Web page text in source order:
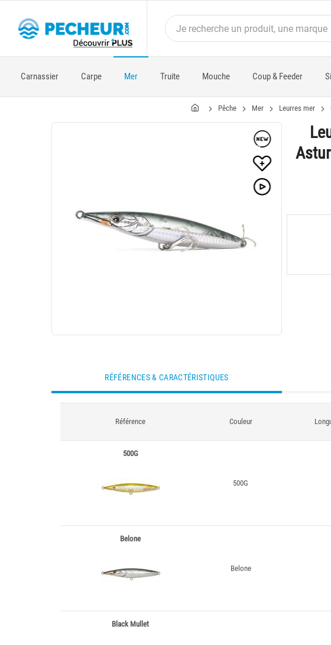
Carnassier Carpe Mer Truite Mouche Coup & Feeder
Pêche Mer Leurres mer
RÉFÉRENCES & CARACTÉRISTIQUES
Référence Couleur
500G
500G
Belone
Belone
Black Mullet